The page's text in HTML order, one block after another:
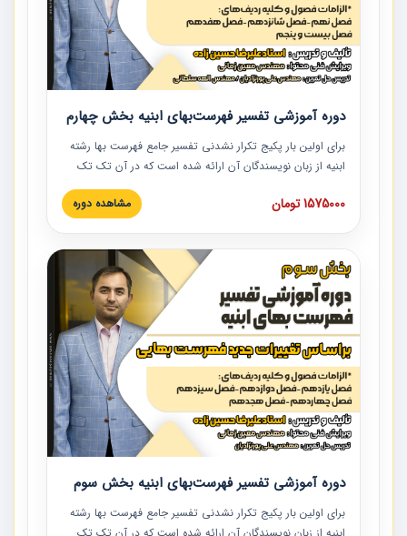
دوره آموزشی تفسیر فهرست‌بهای ابنیه بخش چهارم
برای اولین بار پکیج تکرار نشدنی تفسیر جامع فهرست بها رشته
ابنیه از زبان نویسندگان آن ارائه شده است که در آن تک تک
ردیف ها و مطالب فهرست بها تفسیر و ارائه شده است. این
دوره به صورت کامل تصویری بوده و به همراه تصاویر عملیات
دوره با کلام مهندس علیرضاحسین‌زاده مدیر پروژه مهندسی
مشاور در امر بازنگری فهرست بها رشته ابنیه ارائه شده و به تمام
همکارانی که در حوزه صنعت ساخت در حال فعالیت هستند حتما
توصیه می کنیم از مطالب این دوره استفاده نمایند.
1575000 تومان مشاهده دوره
دوره آموزشی تفسیر فهرست‌بهای ابنیه بخش سوم
برای اولین بار پکیج تکرار نشدنی تفسیر جامع فهرست بها رشته